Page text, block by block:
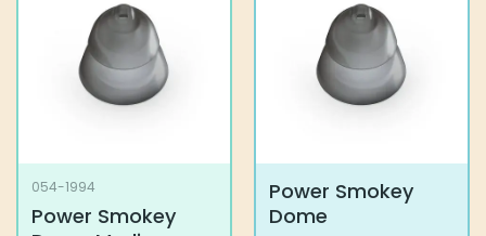
054-1994
Power Smokey
Power Smokey
Dome